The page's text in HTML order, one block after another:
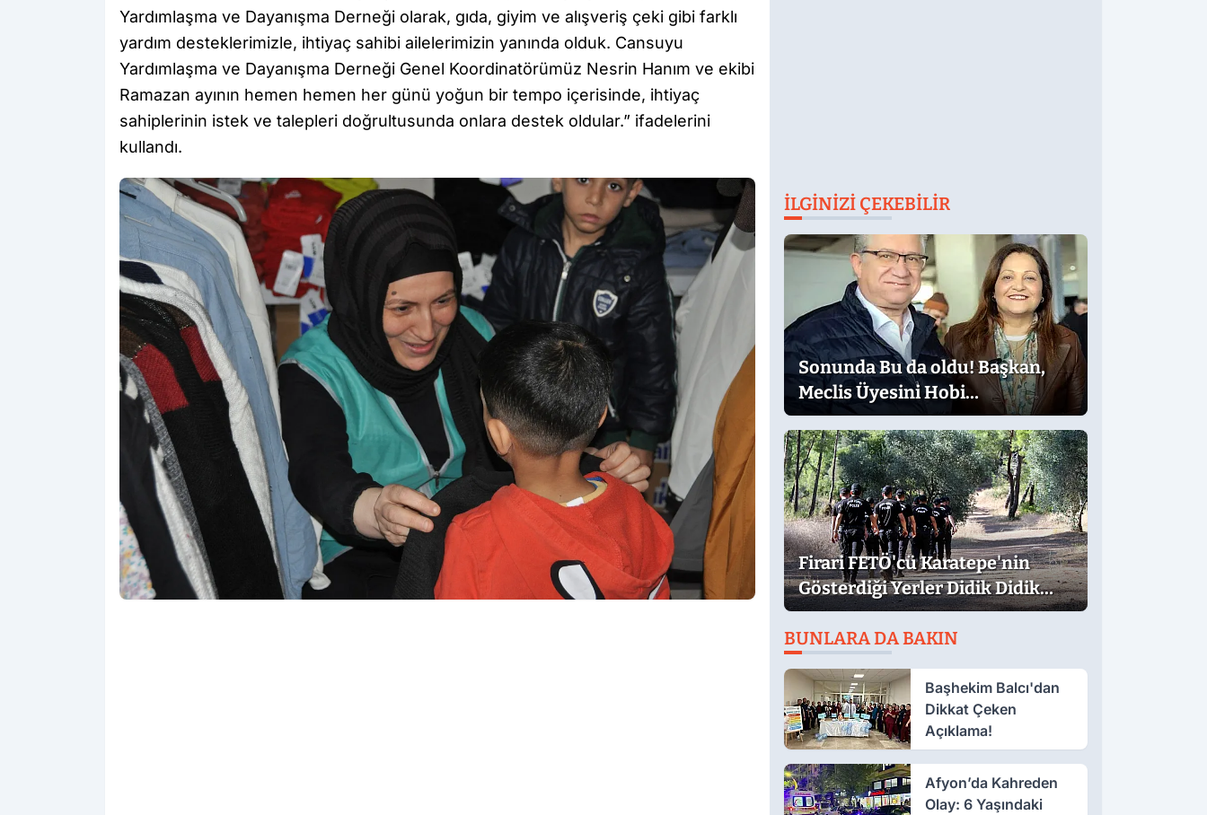
Yardımlaşma ve Dayanışma Derneği olarak, gıda, giyim ve alışveriş çeki gibi farklı
yardım desteklerimizle, ihtiyaç sahibi ailelerimizin yanında olduk. Cansuyu
Yardımlaşma ve Dayanışma Derneği Genel Koordinatörümüz Nesrin Hanım ve ekibi
Ramazan ayının hemen hemen her günü yoğun bir tempo içerisinde, ihtiyaç
sahiplerinin istek ve talepleri doğrultusunda onlara destek oldular.” ifadelerini
kullandı.
İLGINIZI ÇEKEBILIR
Sonunda Bu da oldu! Başkan,
Meclis Üyesini Hobi
Bahçesinden Attırdı
Firari FETÖ'cü Karatepe'nin
Gösterdiği Yerler Didik Didik
Aranıyor
BUNLARA DA BAKIN
Başhekim Balcı'dan
Dikkat Çeken
Açıklama!
Afyon’da Kahreden
Olay: 6 Yaşındaki